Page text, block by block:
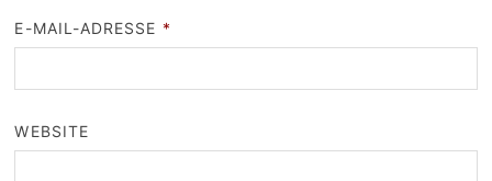
E-MAIL-ADRESSE *
WEBSITE